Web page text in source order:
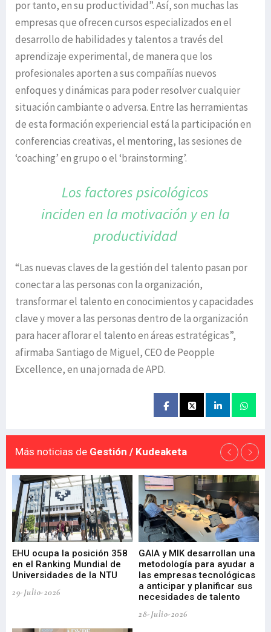
por tanto, en su productividad”. Así, son muchas las
empresas que ofrecen cursos especializados en el
desarrollo de habilidades y talentos a través del
aprendizaje experimental, de manera que los
profesionales aporten a sus compañías nuevos
enfoques y dinámicas para poder resolver cualquier
situación cambiante o adversa. Entre las herramientas
de esta formación experiencial está la participación en
conferencias creativas, el mentoring, las sesiones de
‘coaching’ en grupo o el ‘brainstorming’.
Los factores psicológicos
inciden en la motivación y en la
productividad
“Las nuevas claves de la gestión del talento pasan por
conectar a las personas con la organización,
transformar el talento en conocimientos y capacidades
clave y mover a las personas dentro de la organización
para hacer aflorar el talento en áreas estratégicas”,
afirmaba Santiago de Miguel, CEO de Peopple
Excellence, en una jornada de APD.
Más noticias de Gestión / Kudeaketa
EHU ocupa la posición 358
en el Ranking Mundial de
Universidades de la NTU
29-Julio-2026
GAIA y MIK desarrollan una
metodología para ayudar a
las empresas tecnológicas
a anticipar y planificar sus
necesidades de talento
28-Julio-2026